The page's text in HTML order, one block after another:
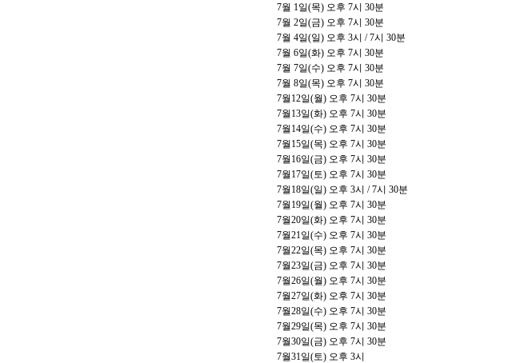
7월 1일(목) 오후 7시 30분
7월 2일(금) 오후 7시 30분
7월 4일(일) 오후 3시 / 7시 30분
7월 6일(화) 오후 7시 30분
7월 7일(수) 오후 7시 30분
7월 8일(목) 오후 7시 30분
7월 12일(월) 오후 7시 30분
7월 13일(화) 오후 7시 30분
7월 14일(수) 오후 7시 30분
7월 15일(목) 오후 7시 30분
7월 16일(금) 오후 7시 30분
7월 17일(토) 오후 7시 30분
7월 18일(일) 오후 3시 / 7시 30분
7월 19일(월) 오후 7시 30분
7월20일(화) 오후 7시 30분
7월21일(수) 오후 7시 30분
7월22일(목) 오후 7시 30분
7월23일(금) 오후 7시 30분
7월26일(월) 오후 7시 30분
7월27일(화) 오후 7시 30분
7월28일(수) 오후 7시 30분
7월29일(목) 오후 7시 30분
7월30일(금) 오후 7시 30분
7월31일(토) 오후 3시